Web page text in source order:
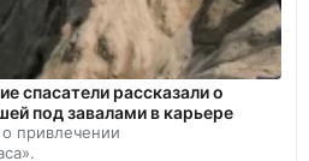
спасатели рассказали о
под завалами в карьере
привлечении